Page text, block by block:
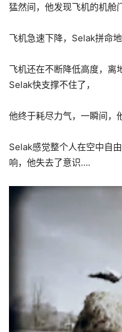
猛然间，他发现飞机的机舱
飞机急速下降，Selak拼命地
飞机还在不断降低高度，离
Selak快支撑不住了，
他终于耗尽力气，一瞬间，
Selak感觉整个人在空中自
响，他失去了意识….